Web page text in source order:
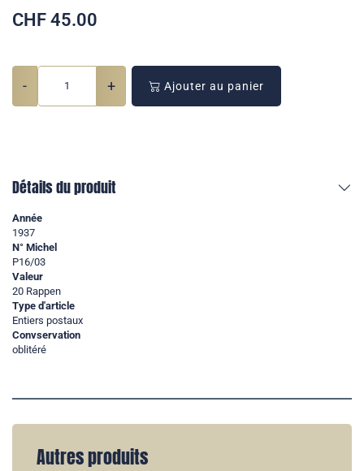
CHF 45.00
- + Ajouter au panier
Détails du produit
Année
1937
N° Michel
P16/03
Valeur
20 Rappen
Type d'article
Entiers postaux
Convservation
oblitéré
Autres produits